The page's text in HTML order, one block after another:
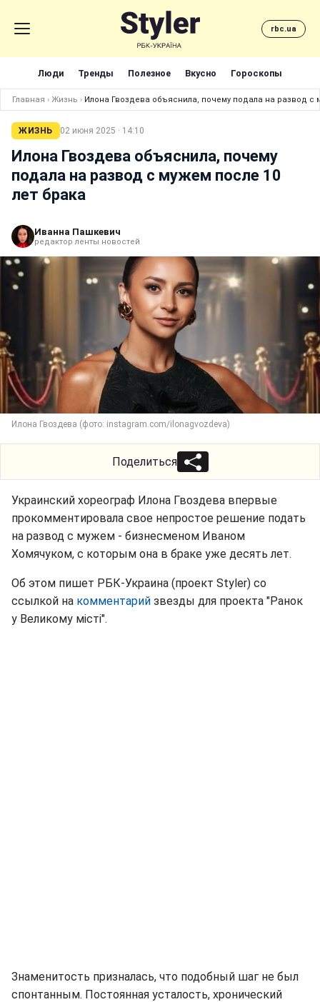
rbc.ua
Люди Тренды Полезное Вкусно Гороскопы
Главная › Жизнь › Илона Гвоздева объяснила, почему подала на развод с
ЖИЗНЬ 02 июня 2025 · 14:10
Илона Гвоздева объяснила, почему
подала на развод с мужем после 10
лет брака
Иванна Пашкевич
редактор ленты новостей
Илона Гвоздева (фото: instagram.com/ilonagvozdeva)
Поделиться
Украинский хореограф Илона Гвоздева впервые
прокомментировала свое непростое решение подать
на развод с мужем - бизнесменом Иваном
Хомячуком, с которым она в браке уже десять лет.
Об этом пишет РБК-Украина (проект Styler) со
ссылкой на комментарий звезды для проекта "Ранок
у Великому місті".
Знаменитость призналась, что подобный шаг не был
спонтанным. Постоянная усталость, хронический